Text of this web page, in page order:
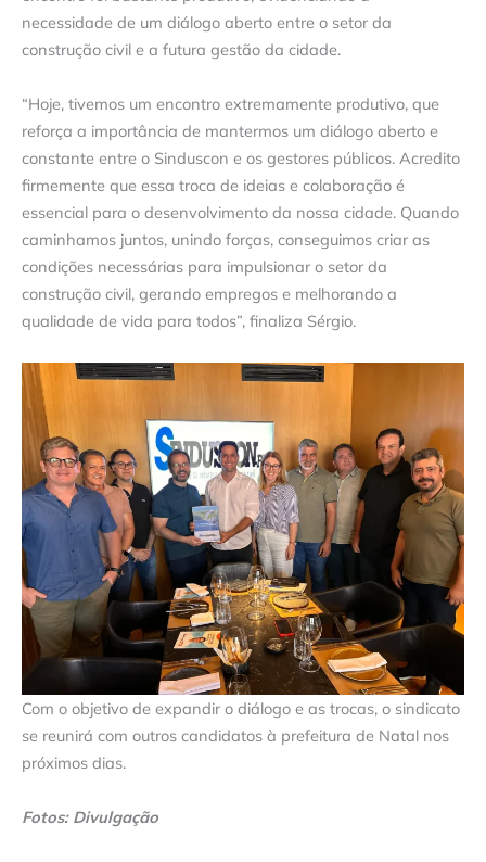
necessidade de um diálogo aberto entre o setor da
construção civil e a futura gestão da cidade.
“Hoje, tivemos um encontro extremamente produtivo, que
reforça a importância de mantermos um diálogo aberto e
constante entre o Sinduscon e os gestores públicos. Acredito
firmemente que essa troca de ideias e colaboração é
essencial para o desenvolvimento da nossa cidade. Quando
caminhamos juntos, unindo forças, conseguimos criar as
condições necessárias para impulsionar o setor da
construção civil, gerando empregos e melhorando a
qualidade de vida para todos”, finaliza Sérgio.
Com o objetivo de expandir o diálogo e as trocas, o sindicato
se reunirá com outros candidatos à prefeitura de Natal nos
próximos dias.
Fotos: Divulgação